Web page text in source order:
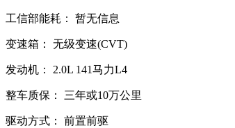
工信部能耗： 暂无信息
变速箱： 无级变速(CVT)
发动机： 2.0L 141马力L4
整车质保： 三年或10万公里
驱动方式： 前置前驱